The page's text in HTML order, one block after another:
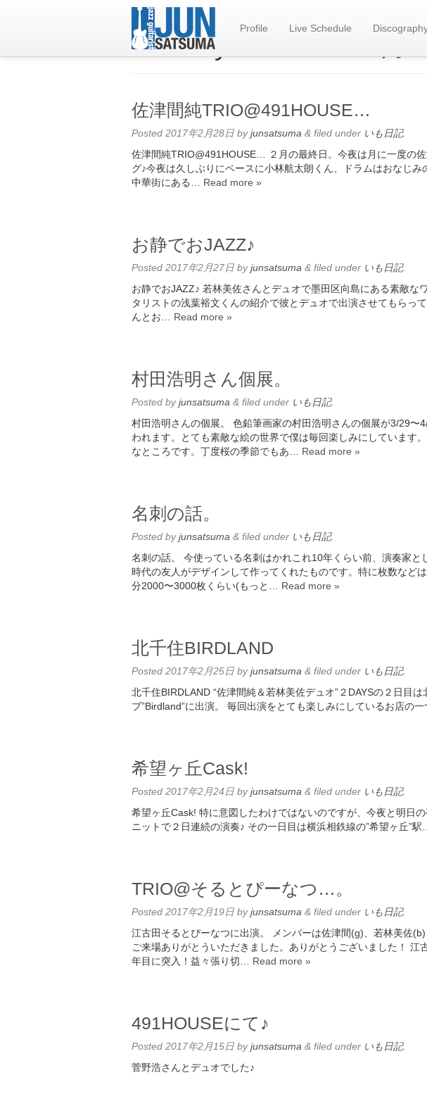
Profile Live Schedule
Monthly Archives::
佐津間純TRIO@491HOUSE…
Posted 2017年2月28日 byjunsatsuma & filed under いも日記.
佐津間純TRIO@491HOUSE… ２月の最終日。今夜は月に一度の
グ♪今夜は久しぶりにベースに小林航太朗くん、ドラムはおなじ
中華街にある… Read more »
お静でおJAZZ♪
Posted 2017年2月27日 byjunsatsuma & filed under いも日記.
お静でおJAZZ♪ 若林美佐さんとデュオで墨田区向島にある素敵な
タリストの浅葉裕文くんの紹介で彼とデュオで出演させてもらっ
んとお… Read more »
村田浩明さん個展。
Posted byjunsatsuma & filed under いも日記.
村田浩明さんの個展。 色鉛筆画家の村田浩明さんの個展が3/29〜
われます。とても素敵な絵の世界で僕は毎回楽しみにしています
なところです。丁度桜の季節でもあ… Read more »
名刺の話。
Posted byjunsatsuma & filed under いも日記.
名刺の話。 今使っている名刺はかれこれ10年くらい前、演奏家と
時代の友人がデザインして作ってくれたものです。特に枚数など
分2000〜3000枚くらい(もっと… Read more »
北千住BIRDLAND
Posted 2017年2月25日 byjunsatsuma & filed under いも日記.
北千住BIRDLAND “佐津間純＆若林美佐デュオ”２DAYSの２日目
ブ”Birdland”に出演。 毎回出演をとても楽しみにしているお店の
希望ヶ丘Cask!
Posted 2017年2月24日 byjunsatsuma & filed under いも日記.
希望ヶ丘Cask! 特に意図したわけではないのですが、今夜と明日
ニットで２日連続の演奏♪ その一日目は横浜相鉄線の”希望ヶ丘”駅
TRIO@そるとぴーなつ…。
Posted 2017年2月19日 byjunsatsuma & filed under いも日記.
江古田そるとぴーなつに出演。 メンバーは佐津間(g)、若林美佐
ご来場ありがとういただきました。ありがとうございました！ 江
年目に突入！益々張り切… Read more »
491HOUSEにて♪
Posted 2017年2月15日 byjunsatsuma & filed under いも日記.
菅野浩さんとデュオでした♪